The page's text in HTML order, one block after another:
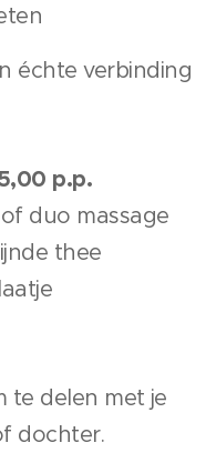
échte verbinding
p.p.
duo massage
thee
te delen met je
dochter.